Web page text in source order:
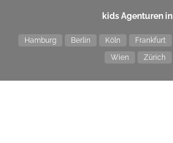
kids Agenturen in
Hamburg Berlin Köln Frankfurt
Wien
Zürich